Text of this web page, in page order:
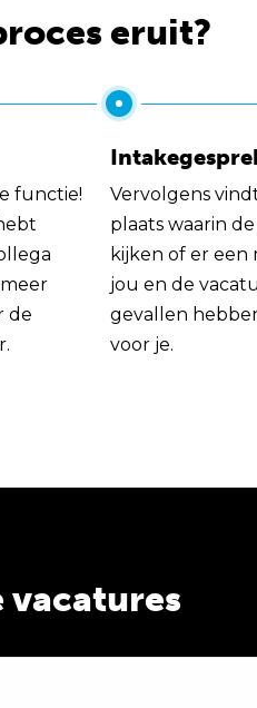
eruit?
functie!
de
Vervolgens
plaats waarin
kijken of er een
jou en de
gevallen
voor je.